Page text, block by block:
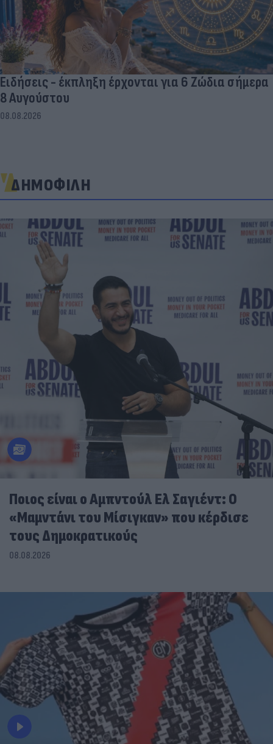
Ειδήσεις - έκπληξη έρχονται για 6 Ζώδια σήμερα
8 Αυγούστου
08.08.2026
ΔΗΜΟΦΙΛΗ
Ποιος είναι ο Αμπντούλ Ελ Σαγιέντ: Ο
«Μαμντάνι του Μίσιγκαν» που κέρδισε
τους Δημοκρατικούς
08.08.2026